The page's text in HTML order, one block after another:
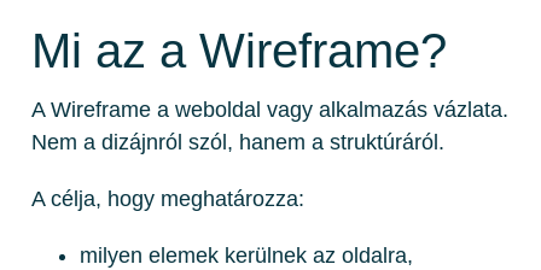
Mi az a Wireframe?
A Wireframe a weboldal vagy alkalmazás vázlata.
Nem a dizájnról szól, hanem a struktúráról.
A célja, hogy meghatározza:
milyen elemek kerülnek az oldalra,